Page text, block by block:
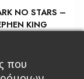
NO STARS –
KING
στο καλάθι
που